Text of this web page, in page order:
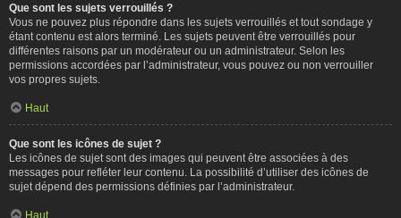
Que sont les sujets verrouillés ?
Vous ne pouvez plus répondre dans les sujets verrouillés et tout sondage y
étant contenu est alors terminé. Les sujets peuvent être verrouillés pour
différentes raisons par un modérateur ou un administrateur. Selon les
permissions accordées par l’administrateur, vous pouvez ou non verrouiller
vos propres sujets.
Haut
Que sont les icônes de sujet ?
Les icônes de sujet sont des images qui peuvent être associées à des
messages pour refléter leur contenu. La possibilité d’utiliser des icônes de
sujet dépend des permissions définies par l’administrateur.
Haut